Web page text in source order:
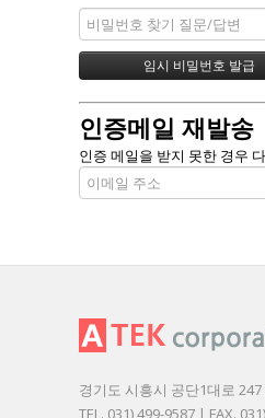
인증메일 재발송
인증 메일을 받지 못한 경우
경기도 시흥시 공단1대로
TEL. 031) 499-9587 | FAX.